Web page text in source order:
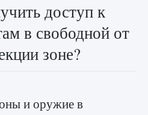
доступ к
в свободной от
зоне?
и оружие в